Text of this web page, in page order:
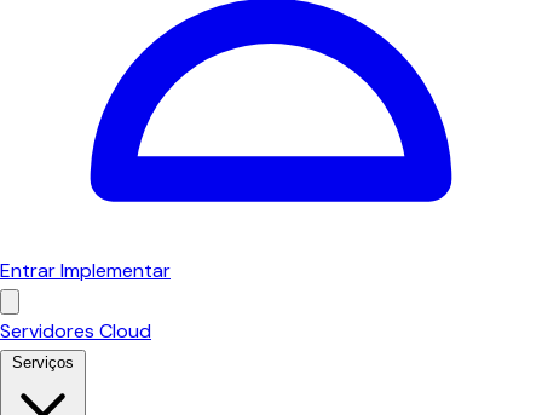
EntrarImplementar
Servidores Cloud
Serviços